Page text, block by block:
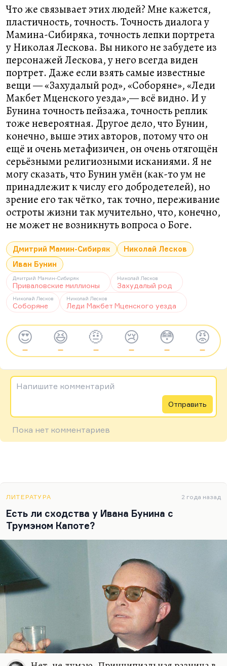
Что же связывает этих людей? Мне кажется,
пластичность, точность. Точность диалога у
Мамина-Сибиряка, точность лепки портрета
у Николая Лескова. Вы никого не забудете из
персонажей Лескова, у него всегда виден
портрет. Даже если взять самые известные
вещи — «Захудалый род», «Соборяне», «Леди
Макбет Мценского уезда»,— всё видно. И у
Бунина точность пейзажа, точность реплик
тоже невероятная. Другое дело, что Бунин,
конечно, выше этих авторов, потому что он
ещё и очень метафизичен, он очень отягощён
серьёзными религиозными исканиями. Я не
могу сказать, что Бунин умён (как-то ум не
принадлежит к числу его добродетелей), но
зрение его так чётко, так точно, переживание
остроты жизни так мучительно, что, конечно,
не может не возникнуть вопроса о Боге.
Дмитрий Мамин-Сибиряк
Николай Лесков
Иван Бунин
Дмитрий Мамин-Сибиряк
Приваловские миллионы
Николай Лесков
Захудалый род
Николай Лесков
Соборяне
Николай Лесков
Леди Макбет Мценского уезда
😍
—
😆
—
🤨
—
😢
—
😳
—
😡
—
Напишите комментарий
Отправить
Пока нет комментариев
ЛИТЕРАТУРА 2 года назад
Есть ли сходства у Ивана Бунина с
Трумэном Капоте?